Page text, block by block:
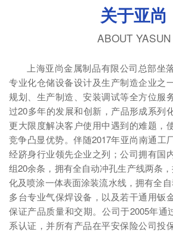
关于亚尚
ABOUT YASUN
上海亚尚金属制品有限公司总部坐
专业化仓储设备设计及生产制造企业之
规划、生产制造、安装调试等全方位服
过20多年的发展和创新，产品形成系列
更大限度解决客户使用中遇到的难题，
竞争凸显优势。伴随2017年亚尚南通工
经跻身行业领先企业之列；公司拥有国
组20余条，拥有全自动冲孔生产线两条
化及喷涂一体表面涂装流水线，拥有全
多台专业气保焊设备，以及若干通用钣
保证产品质量和交期。公司于2005年通
系认证，并所有产品在平安保险公司投